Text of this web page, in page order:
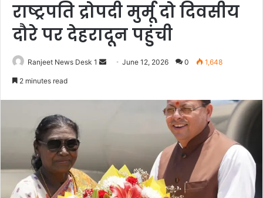
राष्ट्रपति द्रोपदी मुर्मू दो दिवसीय
दौरे पर देहरादून पहुंची
Ranjeet News Desk 1
a
i
June 12, 2026 0 1,648
2 minutes read